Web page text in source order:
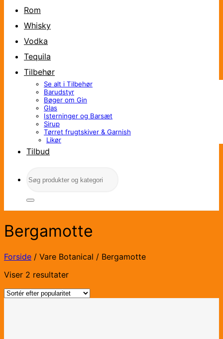
Rom
Whisky
Vodka
Tequila
Tilbehør
Se alt i Tilbehør
Barudstyr
Bøger om Gin
Glas
Isterninger og Barsæt
Sirup
Tørret frugtskiver & Garnish
Likør
Tilbud
efter:
Bergamotte
Forside / Vare Botanical / Bergamotte
Viser 2 resultaterSorteret
popularitet